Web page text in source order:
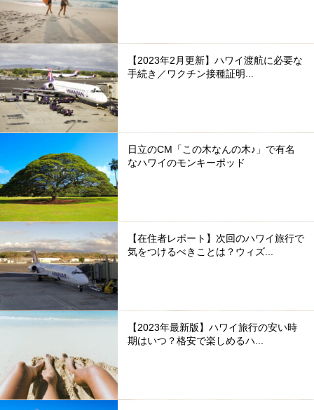
【2023年2月更新】ハワイ渡航に必要な
手続き／ワクチン接種証明...
日立のCM「この木なんの木♪」で有名
なハワイのモンキーポッド
【在住者レポート】次回のハワイ旅行で
気をつけるべきことは？ウィズ...
【2023年最新版】ハワイ旅行の安い時
期はいつ？格安で楽しめるハ...